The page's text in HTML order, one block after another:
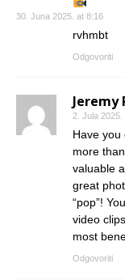
30. Juna 2025. at 8:16
rvhmbt
Odgovoriti
Jeremy
2. Jula 2025.
Have you
more
valuable
great
“pop”!
video
most
Odgovoriti